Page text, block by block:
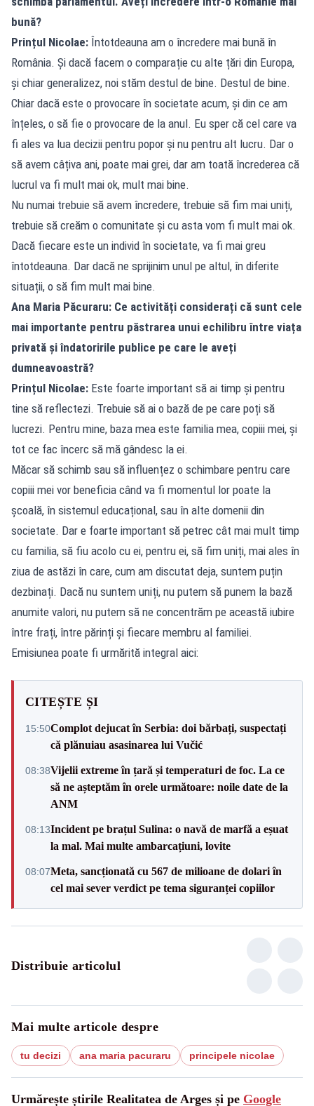
bună?
Prințul Nicolae: Întotdeauna am o încredere mai bună în
România. Și dacă facem o comparație cu alte țări din Europa,
și chiar generalizez, noi stăm destul de bine. Destul de bine.
Chiar dacă este o provocare în societate acum, și din ce am
înțeles, o să fie o provocare de la anul. Eu sper că cel care va
fi ales va lua decizii pentru popor și nu pentru alt lucru. Dar o
să avem câțiva ani, poate mai grei, dar am toată încrederea că
lucrul va fi mult mai ok, mult mai bine.
Nu numai trebuie să avem încredere, trebuie să fim mai uniți,
trebuie să creăm o comunitate și cu asta vom fi mult mai ok.
Dacă fiecare este un individ în societate, va fi mai greu
întotdeauna. Dar dacă ne sprijinim unul pe altul, în diferite
situații, o să fim mult mai bine.
Ana Maria Păcuraru: Ce activități considerați că sunt cele
mai importante pentru păstrarea unui echilibru între viața
privată și îndatoririle publice pe care le aveți
dumneavoastră?
Prințul Nicolae: Este foarte important să ai timp și pentru
tine să reflectezi. Trebuie să ai o bază de pe care poți să
lucrezi. Pentru mine, baza mea este familia mea, copiii mei, și
tot ce fac încerc să mă gândesc la ei.
Măcar să schimb sau să influențez o schimbare pentru care
copiii mei vor beneficia când va fi momentul lor poate la
școală, în sistemul educațional, sau în alte domenii din
societate. Dar e foarte important să petrec cât mai mult timp
cu familia, să fiu acolo cu ei, pentru ei, să fim uniți, mai ales în
ziua de astăzi în care, cum am discutat deja, suntem puțin
dezbinați. Dacă nu suntem uniți, nu putem să punem la bază
anumite valori, nu putem să ne concentrăm pe această iubire
între frați, între părinți și fiecare membru al familiei.
Emisiunea poate fi urmărită integral aici:
CITEȘTE ȘI
15:50Complot dejucat în Serbia: doi bărbați, suspectați
că plănuiau asasinarea lui Vučić
08:38Vijelii extreme în țară și temperaturi de foc. La ce
să ne așteptăm în orele următoare: noile date de la
ANM
08:13Incident pe brațul Sulina: o navă de marfă a eșuat
la mal. Mai multe ambarcațiuni, lovite
08:07Meta, sancționată cu 567 de milioane de dolari în
cel mai sever verdict pe tema siguranței copiilor
Distribuie articolul
Mai multe articole despre
tu decizi ana maria pacuraru principele nicolae
Urmărește știrile Realitatea de Arges și pe Google